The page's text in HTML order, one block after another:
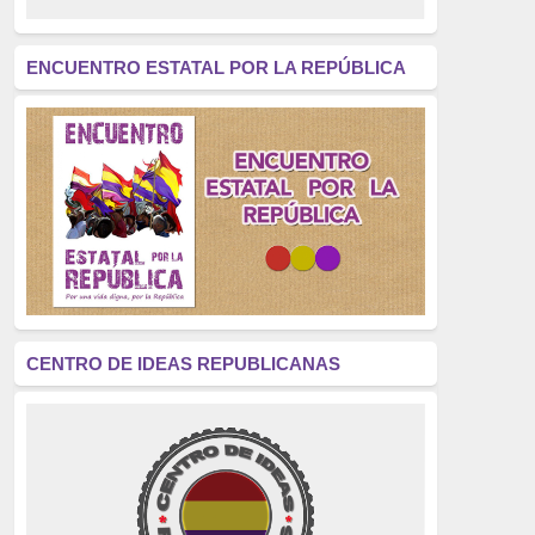
América Latina
(305)
Exhumación
(304)
Golpe de Estado
(304)
Brigadas Internacionales
(303)
pensamiento
(294)
Revisionismo
(289)
La Transición
(275)
educación pública
(270)
La Izquierda
(260)
ENCUENTRO ESTATAL POR LA REPÚBLICA
CENTRO DE IDEAS REPUBLICANAS